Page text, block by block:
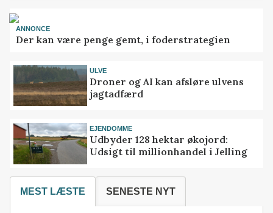
ANNONCE
Der kan være penge gemt, i foderstrategien
ULVE
Droner og AI kan afsløre ulvens
jagtadfærd
EJENDOMME
Udbyder 128 hektar økojord:
Udsigt til millionhandel i Jelling
MEST LÆSTE SENESTE NYT